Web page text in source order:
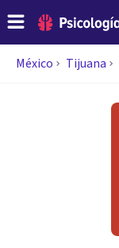
México Tijuana